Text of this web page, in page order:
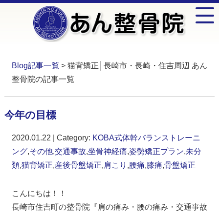
Blog記事一覧 > 猫背矯正│長崎市・長崎・住吉周辺 あん
整骨院の記事一覧
今年の目標
2020.01.22 | Category: KOBA式体幹バランストレーニ
ング,その他,交通事故,坐骨神経痛,姿勢矯正プラン,未分
類,猫背矯正,産後骨盤矯正,肩こり ,腰痛,膝痛,骨盤矯正
こんにちは！！
長崎市住吉町の整骨院『肩の痛み・腰の痛み・交通事故